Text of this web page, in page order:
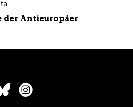
der Antieuropäer